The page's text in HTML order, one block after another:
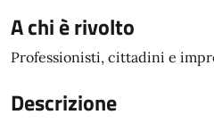
A chi è rivolto
Professionisti, cittadini e
Descrizione